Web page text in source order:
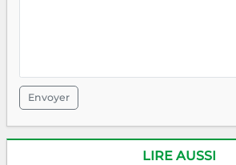
Envoyer
LIRE AUSSI